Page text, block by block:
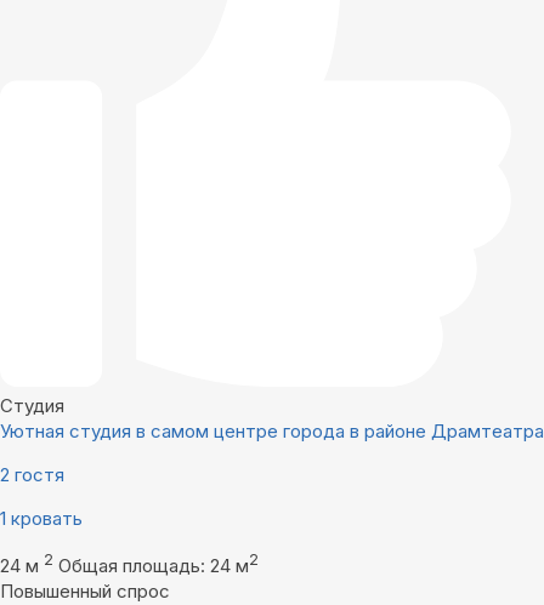
Студия
Уютная студия в самом центре города в районе Драмтеатра
2 гостя
1 кровать
24 м 2 Общая площадь: 24 м2
Повышенный спрос